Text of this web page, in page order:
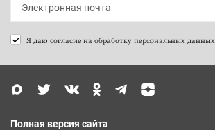
Я даю согласие на обработку персональных данных
Полная версия сайта